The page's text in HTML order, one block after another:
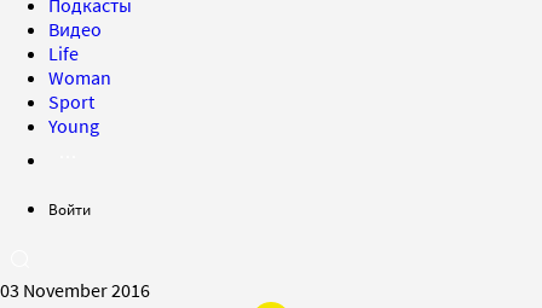
Подкасты
Видео
Life
Woman
Sport
Young
Войти
03 November 2016